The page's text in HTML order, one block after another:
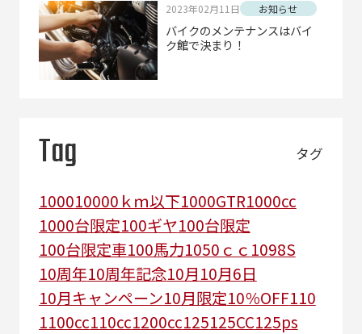
2023年02月11日 お知らせ
バイクのメンテナンスはバイ
ク館で決まり！
Tag タグ
100010000ｋｍ以下1000GTR1000cc
1000台限定100ギヤ100台限定
100台限定車100馬力1050ｃｃ 1098S
10周年10周年記念10月10月6日
10月キャンペーン10月限定10％OFF110
1100cc110cc1200cc125125CC125ps